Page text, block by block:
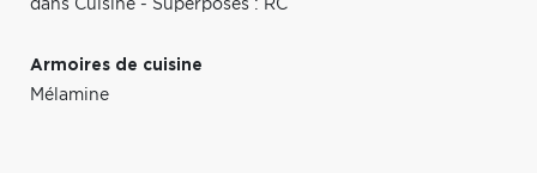
dans Cuisine - Superposés : RC
Armoires de cuisine
Mélamine